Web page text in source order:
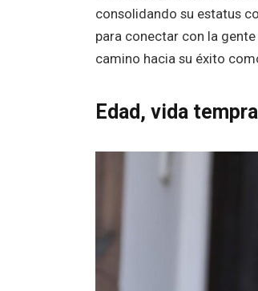
consolidando su estatus
para conectar con la
camino hacia su éxito
Edad, vida